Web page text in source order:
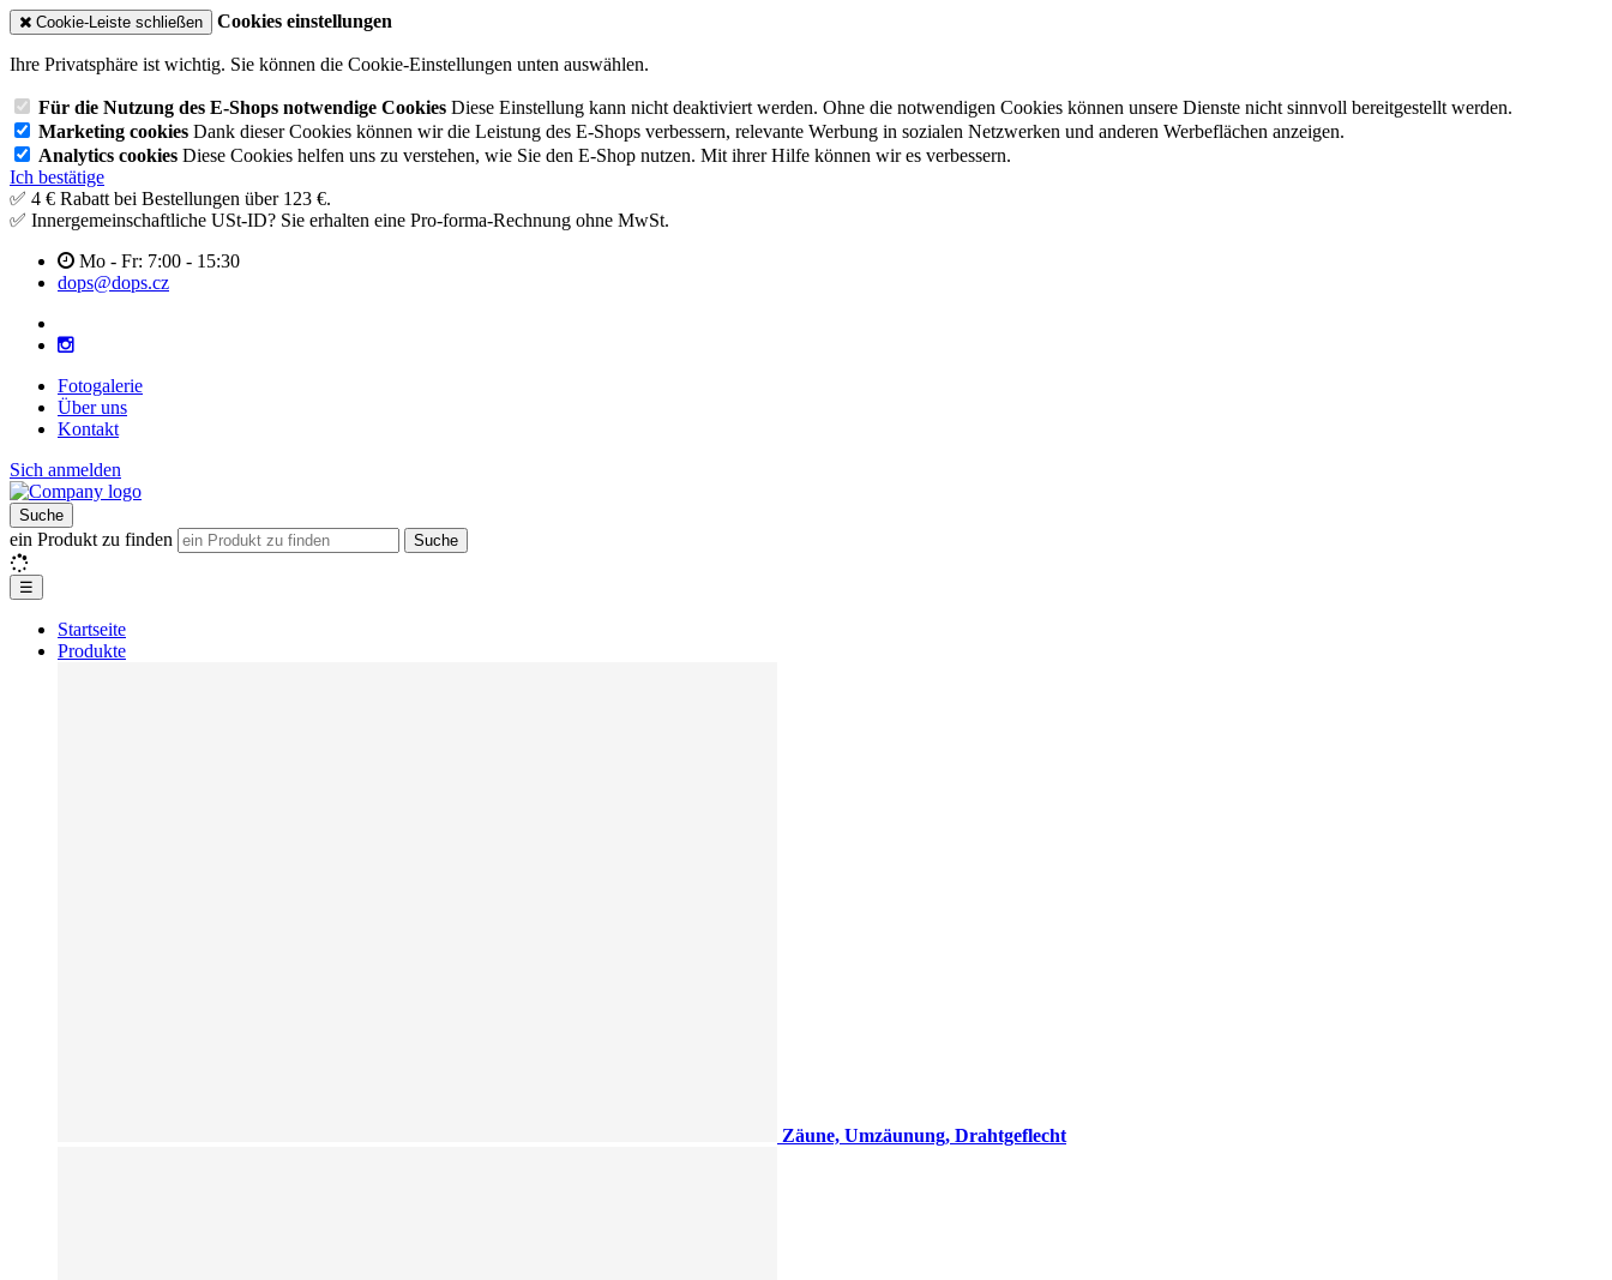
Cookie-Leiste schließen Cookies einstellungen
Ihre Privatsphäre ist wichtig. Sie können die Cookie-Einstellungen unten auswählen.
Für die Nutzung des E-Shops notwendige Cookies Diese Einstellung kann nicht deaktiviert werden. Ohne die notwendigen Cookies können unsere Dienste nicht sinnvoll bereitgestellt werden.
Marketing cookies Dank dieser Cookies können wir die Leistung des E-Shops verbessern, relevante Werbung in sozialen Netzwerken und anderen Werbeflächen anzeigen.
Analytics cookies Diese Cookies helfen uns zu verstehen, wie Sie den E-Shop nutzen. Mit ihrer Hilfe können wir es verbessern.
Ich bestätige
✅ 4 € Rabatt bei Bestellungen über 123 €.
✅ Innergemeinschaftliche USt-ID? Sie erhalten eine Pro-forma-Rechnung ohne MwSt.
Mo - Fr: 7:00 - 15:30
dops@dops.cz
Fotogalerie
Über uns
Kontakt
Sich anmelden
Suche
ein Produkt zu finden Suche
☰
Startseite
Produkte
Zäune, Umzäunung, Drahtgeflecht